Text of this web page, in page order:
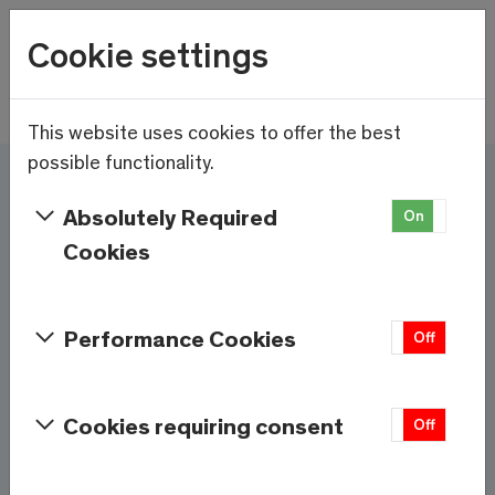
Skip to main content
11.7°C
Wetter
Ici et maintenant - Saas-
Fee/Saastal est prêt
Cookie settings
This website uses cookies to offer the best
possible functionality.
Absolutely Required
Cookies
On
Performance Cookies Off
Cookies requiring consent Off